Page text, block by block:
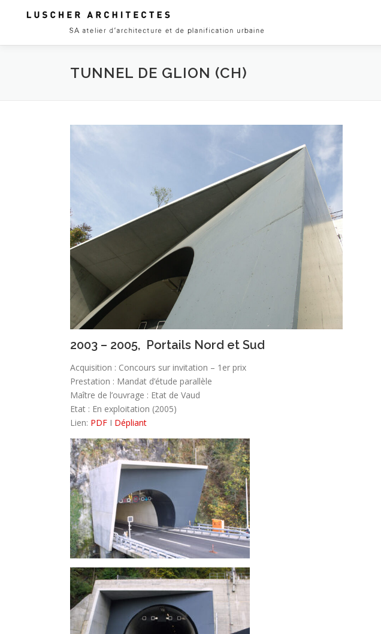
TUNNEL DE GLION (CH)
2003 – 2005, Portails Nord et Sud
Acquisition : Concours sur invitation – 1er prix
Prestation : Mandat d’étude parallèle
Maître de l’ouvrage : Etat de Vaud
Etat : En exploitation (2005)
Lien: PDF I Dépliant